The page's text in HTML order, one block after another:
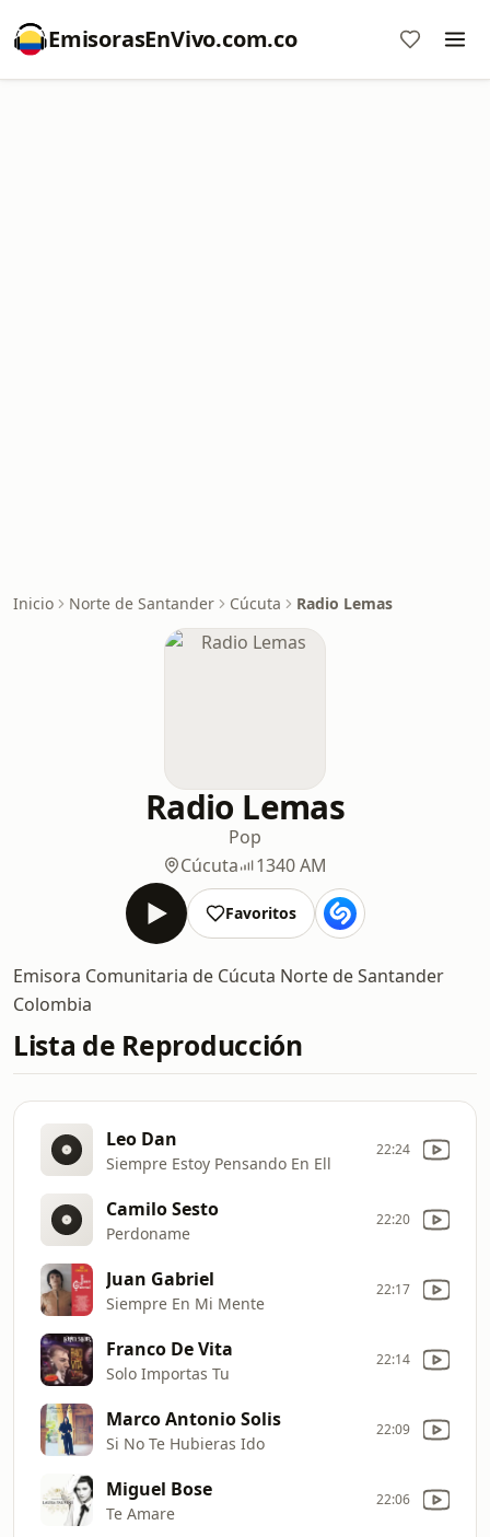
EmisorasEnVivo.com.co
Inicio Norte de Santander Cúcuta Radio Lemas
Radio Lemas
Pop
Cúcuta
1340 AM
Favoritos
Emisora Comunitaria de Cúcuta Norte de Santander
Colombia
Lista de Reproducción
Leo Dan
Siempre Estoy Pensando En Ell
22:24
Camilo Sesto
Perdoname
22:20
Juan Gabriel
Siempre En Mi Mente
22:17
Franco De Vita
Solo Importas Tu
22:14
Marco Antonio Solis
Si No Te Hubieras Ido
22:09
Miguel Bose
Te Amare
22:06